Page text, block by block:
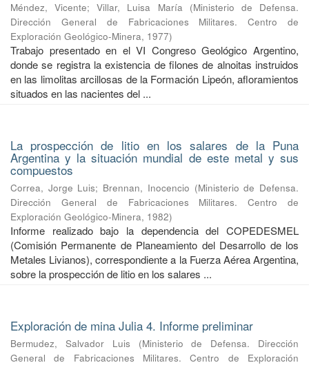
Méndez, Vicente;Villar, Luisa María (Ministerio de Defensa.
Dirección General de Fabricaciones Militares. Centro de
Exploración Geológico-Minera, 1977)
Trabajo presentado en el VI Congreso Geológico Argentino,
donde se registra la existencia de filones de alnoitas instruidos
en las limolitas arcillosas de la Formación Lipeón, afloramientos
situados en las nacientes del ...
La prospección de litio en los salares de la Puna
Argentina y la situación mundial de este metal y sus
compuestos
Correa, Jorge Luis; Brennan, Inocencio (Ministerio de Defensa.
Dirección General de Fabricaciones Militares. Centro de
Exploración Geológico-Minera, 1982)
Informe realizado bajo la dependencia del COPEDESMEL
(Comisión Permanente de Planeamiento del Desarrollo de los
Metales Livianos), correspondiente a la Fuerza Aérea Argentina,
sobre la prospección de litio en los salares ...
Exploración de mina Julia 4. Informe preliminar
Bermudez, Salvador Luis (Ministerio de Defensa. Dirección
General de Fabricaciones Militares. Centro de Exploración